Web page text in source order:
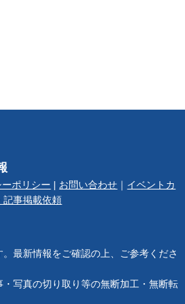
ポリシー | お問い合わせ ｜ イベントカ
記事掲載依頼
最新情報をご確認の上、ご参考くださ
写真の切り取り等の無断加工・無断転